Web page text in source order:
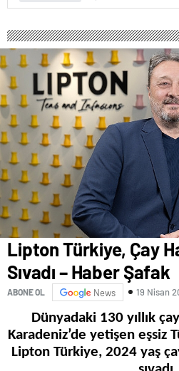
Lipton Türkiye, Çay
Sıvadı – Haber Şafak
ABONE OL News 19 Nisan
Dünyadaki 130 yıllık
Karadeniz’de yetişen eşsiz
Lipton Türkiye, 2024 yaş